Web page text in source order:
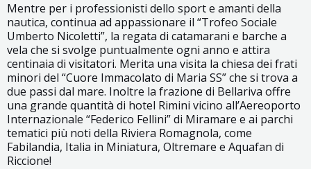
Mentre per i professionisti dello sport e amanti della
nautica, continua ad appassionare il “Trofeo Sociale
Umberto Nicoletti”, la regata di catamarani e barche a
vela che si svolge puntualmente ogni anno e attira
centinaia di visitatori. Merita una visita la chiesa dei frati
minori del “Cuore Immacolato di Maria SS” che si trova a
due passi dal mare. Inoltre la frazione di Bellariva offre
una grande quantità di hotel Rimini vicino all’Aereoporto
Internazionale “Federico Fellini” di Miramare e ai parchi
tematici più noti della Riviera Romagnola, come
Fabilandia, Italia in Miniatura, Oltremare e Aquafan di
Riccione!